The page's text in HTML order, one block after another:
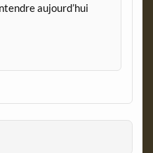
aujourd’hui